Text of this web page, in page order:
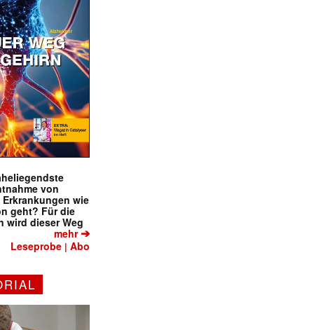
von
wie
geht? Für die
wird dieser Weg
mehr➔
Leseprobe |Abo